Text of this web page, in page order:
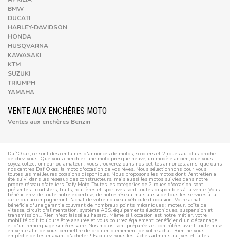
BMW
DUCATI
HARLEY-DAVIDSON
HONDA
HUSQVARNA
KAWASAKI
KTM
SUZUKI
TRIUMPH
YAMAHA
VENTE AUX ENCHÈRES MOTO
Ventes aux enchères Benzin
Daf'Okaz, ce sont des centaines d'annonces de motos, scooters et 2 roues au plus proche
de chez vous. Que vous cherchiez une moto presque neuve, un modèle ancien, que vous
soyez collectionneur ou amateur : vous trouverez dans nos petites annonces, ainsi que dans
nos centres Daf'Okaz, la moto d'occasion de vos rêves. Nous sélectionnons pour vous
toutes les meilleures occasions disponibles. Nous proposons les motos dont l'entretien a
été suivi dans les réseaux des constructeurs, mais aussi les motos suivies dans notre
propre réseau d'ateliers Dafy Moto. Toutes les catégories de 2 roues d'occasion sont
présentes : roadsters, trails, routières et sportives sont toutes disponibles à la vente. Vous
bénéficierez de toute notre expertise, de notre réseau mais aussi de tous les services à la
carte qui accompagneront l'achat de votre nouveau véhicule d'occasion. Votre achat
bénéficie d'une garantie couvrant de nombreux points mécaniques : moteur, boîte de
vitesse, circuit d'alimentation, système ABS, équipements électroniques, suspension et
transmission... Rien n'est laissé au hasard. Même si l'occasion est notre métier, votre
mobilité doit toujours être assurée et vous pourrez également bénéficier d'un dépannage
et d'un remorquage si nécessaire. Nos motos sont préparées et contrôlées avant toute mise
en vente afin de vous permettre de profiter pleinement de votre achat. Rien ne vous
empêche de tester avant d'acheter ! Facilitez-vous les tâches administratives et faites